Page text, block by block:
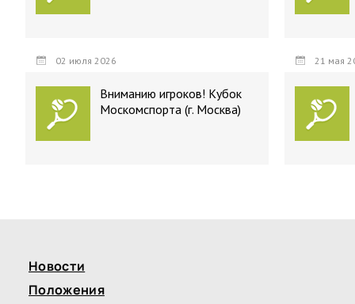
02 июля 2026
Вниманию игроков! Кубок
Москомспорта (г. Москва)
21 мая
Новости
Положения